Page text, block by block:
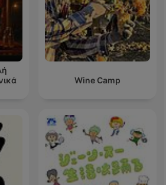
Wine Camp